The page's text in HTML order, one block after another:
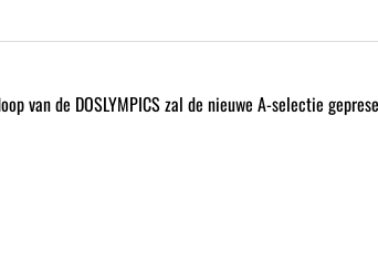
van de DOSLYMPICS zal de nieuwe A-selectie